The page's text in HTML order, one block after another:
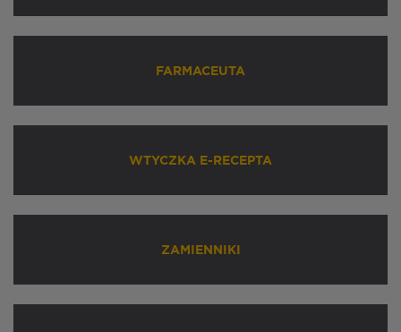
FARMACEUTA
WTYCZKA E-RECEPTA
ZAMIENNIKI